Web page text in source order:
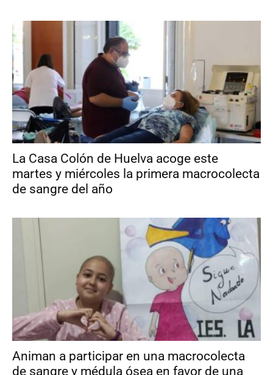
La Casa Colón de Huelva acoge este
martes y miércoles la primera macrocolecta
de sangre del año
Animan a participar en una macrocolecta
de sangre y médula ósea en favor de una